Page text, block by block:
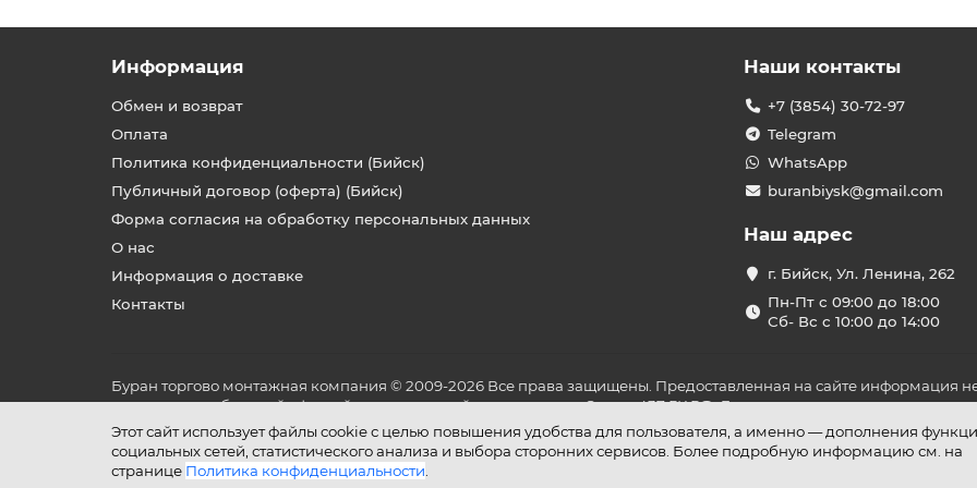
Этот сайт использует файлы cookie с целью повышения удобства для пользователя, а именно — дополнения
социальных сетей, статистического анализа и выбора сторонних сервисов. Более подробную информацию см. на
странице Политика конфиденциальности
Информация
Обмен и возврат
Оплата
Политика конфиденциальности (Бийск)
Публичный договор (оферта) (Бийск)
Форма согласия на обработку персональных данных
О нас
Информация о доставке
Контакты
Наши контакты
+7 (3854) 30-72-97
Telegram
WhatsApp
buranbiysk@gmail.com
Наш адрес
г. Бийск, Ул. Ленина, 262
Пн-Пт с 09:00 до 18:00
Сб- Вс с 10:00 до 14:00
Буран торгово монтажная компания © 2009-2026 Все права защищены. Предоставленная на сайте информация
не является публичной офертой, определяемой положениями Статьи 437 ГК РФ. До оплаты товара удостоверьтесь
и условиях его эксплуатации.